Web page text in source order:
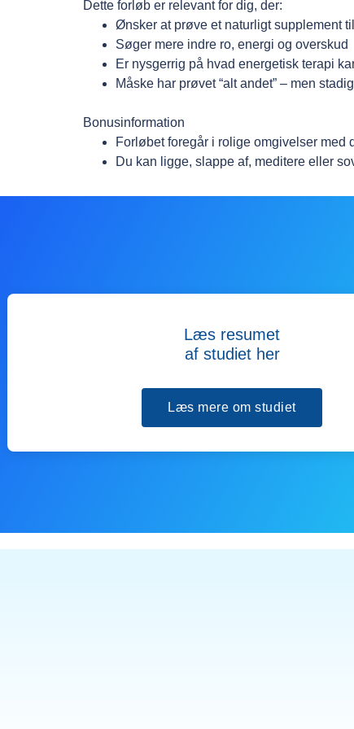
Dette forløb er relevant for dig, der:
Ønsker at prøve et naturligt supplement
Søger mere indre ro, energi og overskud
Er nysgerrig på hvad energetisk terapi
Måske har prøvet “alt andet” – men
Bonusinformation
Forløbet foregår i rolige omgivelser
Du kan ligge, slappe af, meditere eller
Læs resumet
af studiet her
Læs mere om studiet